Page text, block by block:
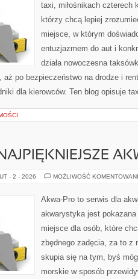
taxi, miłośnikach czterech
którzy chcą lepiej
miejsce, w którym
entuzjazmem do aut i
działa nowoczesna
aż po bezpieczeństwo na drodze i
dla kierowców. Ten blog opisuje
- 2 - 2026 MOŻLIWOŚĆ
Akwa-Pro to serwis dla
akwarystyka jest
miejsce dla osób, które
zbędnego zadęcia, za to z
skupia się na tym, byś
morskie w sposób